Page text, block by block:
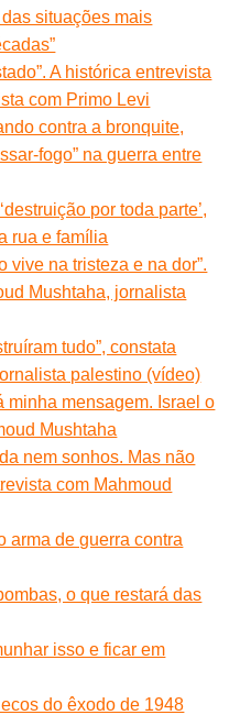
situações mais
A histórica entrevista
com Primo Levi
contra a bronquite,
fogo” na guerra entre
por toda parte’,
rua e família
vive na tristeza e na dor”.
Mushtaha, jornalista
tudo”, constata
palestino (vídeo)
minha mensagem. Israel o
Mushtaha
nem sonhos. Mas não
com Mahmoud
arma de guerra contra
o que restará das
isso e ficar em
do êxodo de 1948